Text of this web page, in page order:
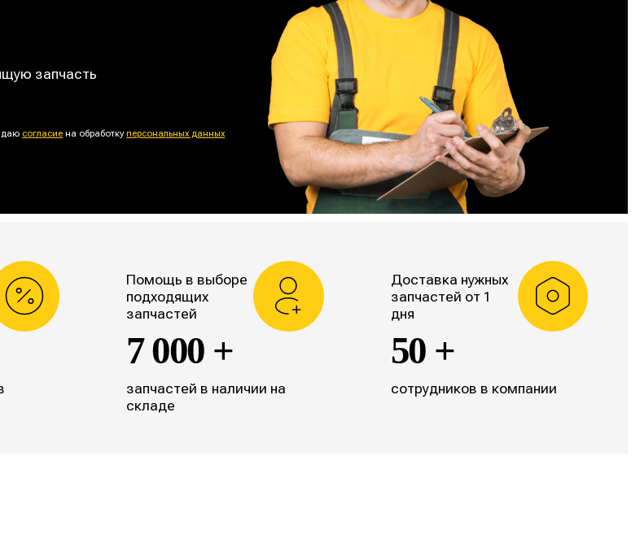
запчасть
даю согласие на обработкуперсональных данных
Помощь в выборе
подходящих
запчастей
7 000 +
запчастей в наличии на
складе
Доставка нужных
запчастей от 1
дня
50 +
сотрудников в компании